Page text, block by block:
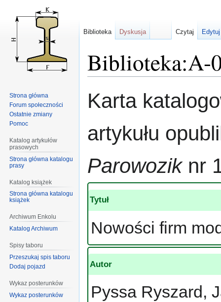
Biblioteka:A-
do
do
Karta
artykułu
Parowoziknr
Tytuł
Nowości firm
Autor
Pyssa Ryszard,
Biblioteka Dyskusja Czytaj
Strona główna
Forum społeczności
Ostatnie zmiany
Pomoc
Katalog artykułów
prasowych
Strona główna katalogu
prasy
Katalog książek
Strona główna katalogu
książek
Archiwum Enkolu
Katalog Archiwum
Spisy taboru
Przeszukaj spis taboru
Dodaj pojazd
Wykaz posterunków
Wykaz posterunków